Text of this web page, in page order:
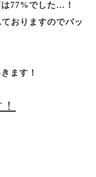
77%でした…！
おりますのでバッ
ます！